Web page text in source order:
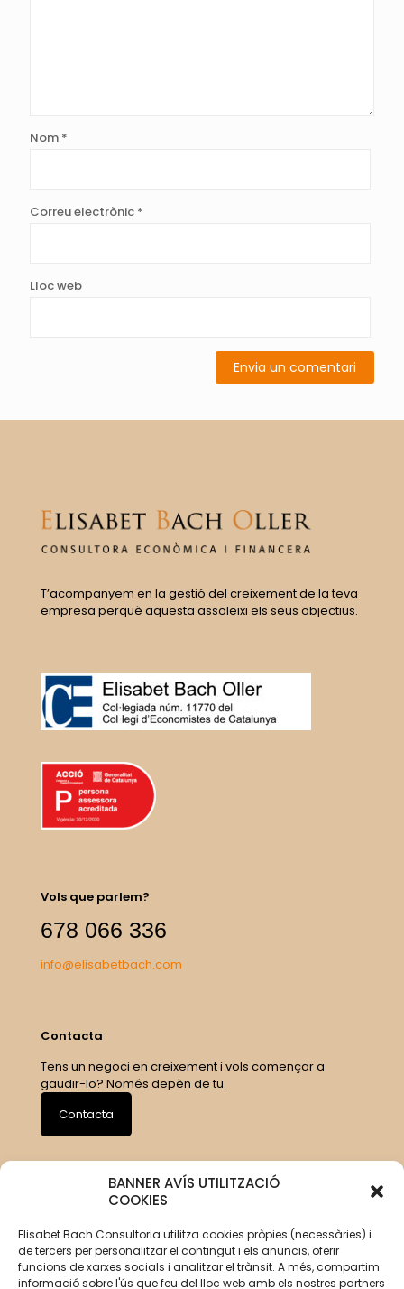
BANNER AVÍS UTILITZACIÓ
COOKIES
Elisabet Bach Consultoria utilitza cookies pròpies (necessàries) i
de tercers per personalitzar el contingut i els anuncis, oferir
funcions de xarxes socials i analitzar el trànsit. A més, compartim
informació sobre l'ús que feu del lloc web amb els nostres partners
Nom *
Correu electrònic *
Lloc web
T’acompanyem en la gestió del creixement de la teva
empresa perquè aquesta assoleixi els seus objectius.
Vols que parlem?
678 066 336
info@elisabetbach.com
Contacta
Tens un negoci en creixement i vols començar a
gaudir-lo? Només depèn de tu.
Contacta